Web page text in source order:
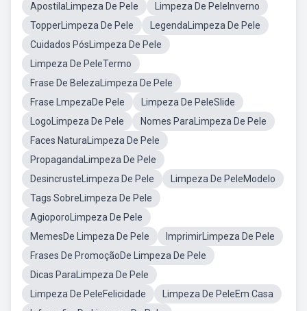
ApostilaLimpeza De Pele
Limpeza De PeleInverno
TopperLimpeza De Pele
LegendaLimpeza De Pele
Cuidados PósLimpeza De Pele
Limpeza De PeleTermo
Frase De BelezaLimpeza De Pele
Frase LmpezaDe Pele
Limpeza De PeleSlide
LogoLimpeza De Pele
Nomes ParaLimpeza De Pele
Faces NaturaLimpeza De Pele
PropagandaLimpeza De Pele
DesincrusteLimpeza De Pele
Limpeza De PeleModelo
Tags SobreLimpeza De Pele
AgioporoLimpeza De Pele
MemesDe Limpeza De Pele
ImprimirLimpeza De Pele
Frases De PromoçãoDe Limpeza De Pele
Dicas ParaLimpeza De Pele
Limpeza De PeleFelicidade
Limpeza De PeleEm Casa